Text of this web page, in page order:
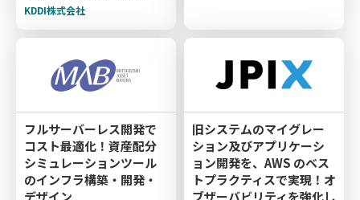
KDDI株式会社
フルサーバーレス開発で
コスト最適化！資産配分
シミュレーションツール
のインフラ構築・開発・
デザイン
旧システムのマイグレー
ション及びアプリケーシ
ョン開発を、AWS のベス
トプラクティスで実現！オ
ブザーバビリティを強化し